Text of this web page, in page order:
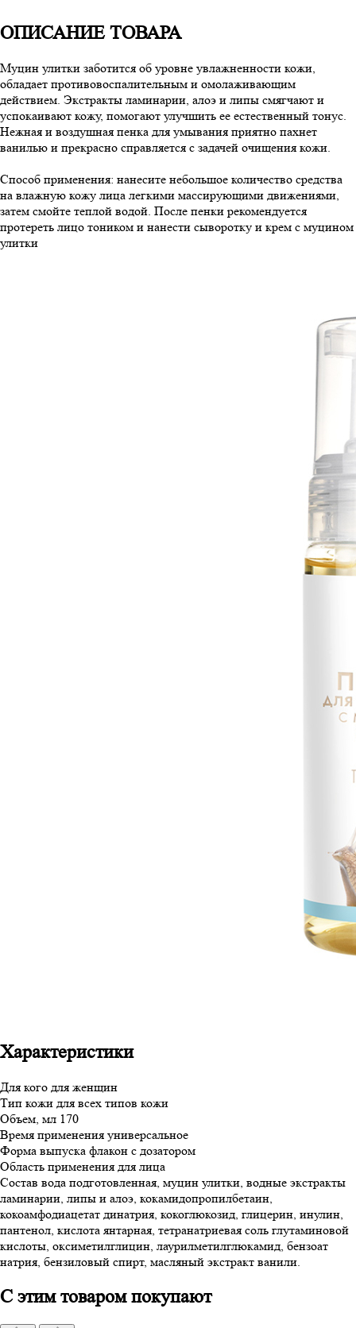
ОПИСАНИЕ ТОВАРА
Муцин улитки заботится об уровне увлажненности кожи,
обладает противовоспалительным и омолаживающим
действием. Экстракты ламинарии, алоэ и липы смягчают и
успокаивают кожу, помогают улучшить ее естественный тонус.
Нежная и воздушная пенка для умывания приятно пахнет
ванилью и прекрасно справляется с задачей очищения кожи.
Способ применения: нанесите небольшое количество средства
на влажную кожу лица легкими массирующими движениями,
затем смойте теплой водой. После пенки рекомендуется
протереть лицо тоником и нанести сыворотку и крем с муцином
улитки
Характеристики
Для кого для женщин
Тип кожи для всех типов кожи
Объем, мл 170
Время применения универсальное
Форма выпуска флакон с дозатором
Область применения для лица
Состав вода подготовленная, муцин улитки, водные экстракты
ламинарии, липы и алоэ, кокамидопропилбетаин,
кокоамфодиацетат динатрия, кокоглюкозид, глицерин, инулин,
пантенол, кислота янтарная, тетранатриевая соль глутаминовой
кислоты, оксиметилглицин, лаурилметилглюкамид, бензоат
натрия, бензиловый спирт, масляный экстракт ванили.
С этим товаром покупают